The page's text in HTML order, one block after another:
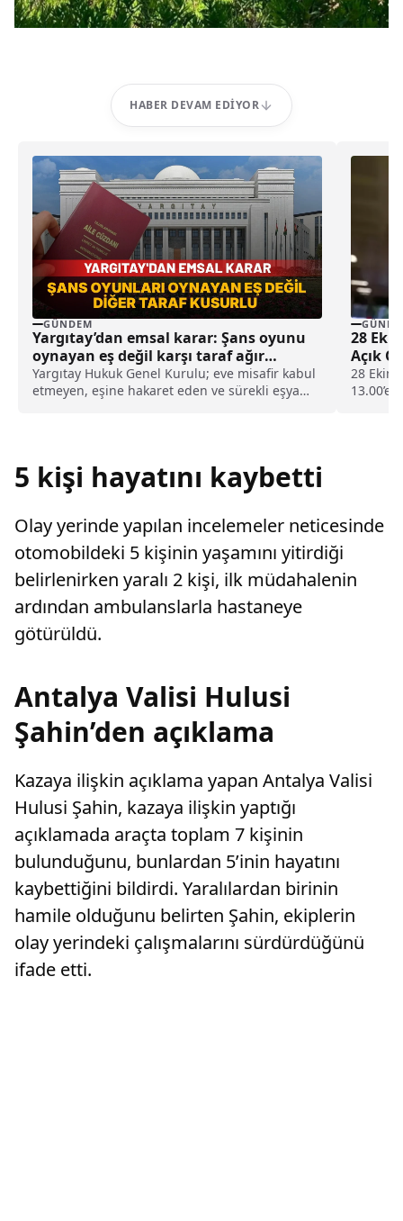
HABER DEVAM EDIYOR
GÜNDEM
Yargıtay’dan emsal karar: Şans oyunu
oynayan eş değil karşı taraf ağır
kusurlu sayıldı
Yargıtay Hukuk Genel Kurulu; eve misafir kabul
etmeyen, eşine hakaret eden ve sürekli eşya
28
Açık
28
13.00’e
5 kişi hayatını kaybetti
Olay yerinde yapılan incelemeler neticesinde
otomobildeki 5 kişinin yaşamını yitirdiği
belirlenirken yaralı 2 kişi, ilk müdahalenin
ardından ambulanslarla hastaneye
götürüldü.
Antalya Valisi Hulusi
Şahin’den açıklama
Kazaya ilişkin açıklama yapan Antalya Valisi
Hulusi Şahin, kazaya ilişkin yaptığı
açıklamada araçta toplam 7 kişinin
bulunduğunu, bunlardan 5’inin hayatını
kaybettiğini bildirdi. Yaralılardan birinin
hamile olduğunu belirten Şahin, ekiplerin
olay yerindeki çalışmalarını sürdürdüğünü
ifade etti.